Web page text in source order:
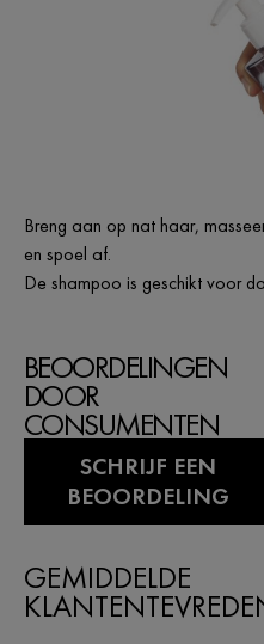
Breng aan op nat haar,
en spoel af.
De shampoo is geschikt voor
BEOORDELINGEN
DOOR
CONSUMENTEN
SCHRIJF EEN
BEOORDELING
GEMIDDELDE